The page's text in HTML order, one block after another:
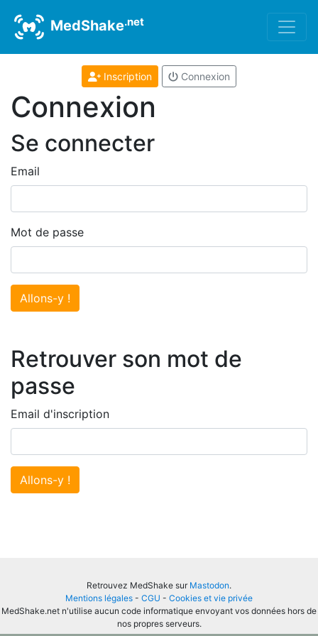
MedShake.net
Inscription Connexion
Connexion
Se connecter
Email
Mot de passe
Allons-y !
Retrouver son mot de
passe
Email d'inscription
Allons-y !
Retrouvez MedShake sur Mastodon.
Mentions légales - CGU - Cookies et vie privée
MedShake.net n'utilise aucun code informatique envoyant vos données hors de
nos propres serveurs.